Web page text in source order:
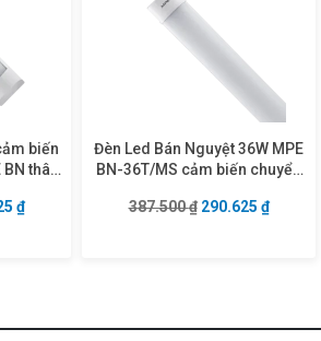
biến
thân
là: 253.100 ₫.
₫Giá hiện tại là: 189.825 ₫.
Đèn Led Bán Nguyệt 36W MPE
BN-36T/MS cảm biến chuyển
387.500₫ Giá gốc là:
290.625 ₫Giá